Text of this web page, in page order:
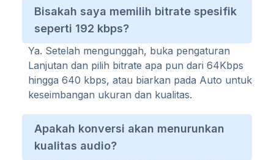
Bisakah saya memilih bitrate spesifik
seperti 192 kbps?
Ya. Setelah mengunggah, buka pengaturan
Lanjutan dan pilih bitrate apa pun dari 64Kbps
hingga 640 kbps, atau biarkan pada Auto untuk
keseimbangan ukuran dan kualitas.
Apakah konversi akan menurunkan
kualitas audio?